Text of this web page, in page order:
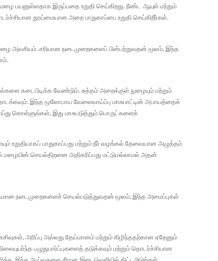
பயனுள்ளதாக இருப்பதை உறுதி செய்கிறது. நீண்ட ஆயுள் மற்றும்
தூய்மையான அறை பாதுகாப்பை உறுதி செய்கிறீர்கள்.
அவசியம். சரியான நடைமுறைகளைப் பின்பற்றுவதன் மூலம், இந்த
கடைபிடிக்க வேண்டும். சுத்தம் அறைக்குள் நுழையும் மற்றும்
இந்த மூலோபாய வேலைவாய்ப்பு மாசுபாட்டின் அபாயத்தைக்
கொள்ளுங்கள், இது மாசுபடுத்தும் பொருட்களைக்
உறுதியாகப் பாதுகாப்பது மற்றும் நீர் வழங்கல் தேவையான அழுத்தம்
மழையின் செயல்திறனை அதிகரிப்பது மட்டுமல்லாமல் அதன்
நடைமுறைகளைச் செயல்படுத்துவதன் மூலம், இந்த அமைப்புகள்
அரிப்பு அல்லது தேய்மானம் மற்றும் கிழிந்ததற்கான ஏதேனும்
பழுதுபார்ப்புகளைத் தடுக்கவும் மற்றும் தொடர்ச்சியான